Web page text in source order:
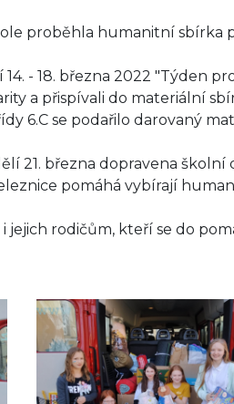
proběhla humanitní sbírka
- 18. března 2022 "Týden
a přispívali do materiální
6.C se podařilo darovaný
21. března dopravena
pomáhá vybírají
rodičům, kteří se do